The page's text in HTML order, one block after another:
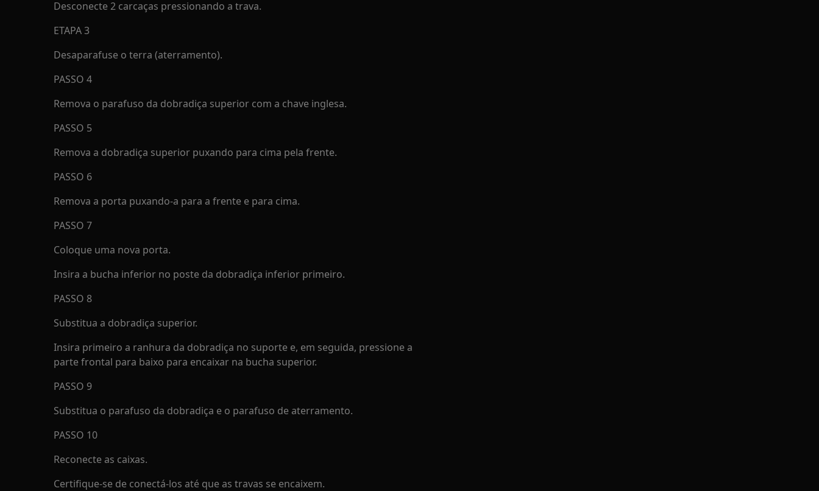
Desconecte 2 carcaças pressionando a trava.
ETAPA 3
Desaparafuse o terra (aterramento).
PASSO 4
Remova o parafuso da dobradiça superior com a chave inglesa.
PASSO 5
Remova a dobradiça superior puxando para cima pela frente.
PASSO 6
Remova a porta puxando-a para a frente e para cima.
PASSO 7
Coloque uma nova porta.
Insira a bucha inferior no poste da dobradiça inferior primeiro.
PASSO 8
Substitua a dobradiça superior.
Insira primeiro a ranhura da dobradiça no suporte e, em seguida, pressione a
parte frontal para baixo para encaixar na bucha superior.
PASSO 9
Substitua o parafuso da dobradiça e o parafuso de aterramento.
PASSO 10
Reconecte as caixas.
Certifique-se de conectá-los até que as travas se encaixem.